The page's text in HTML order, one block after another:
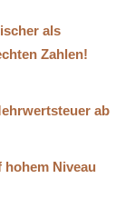
als
Zahlen!
ab
Niveau